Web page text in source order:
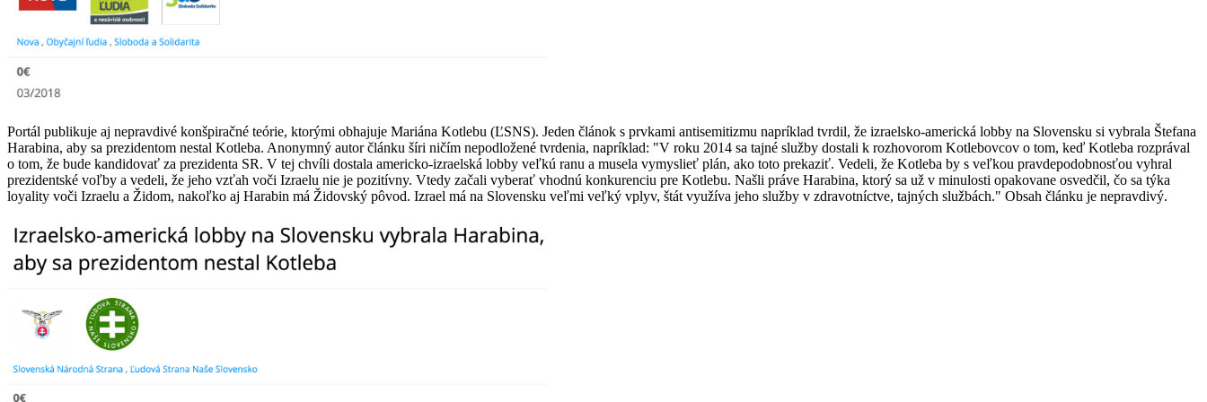
Portál publikuje aj nepravdivé konšpiračné teórie, ktorými obhajuje Mariána Kotlebu (ĽSNS). Jeden článok s prvkami antisemitizmu napríklad tvrdil, že izraelsko-americká lobby na Slovensku si vybrala Štefana
Harabina, aby sa prezidentom nestal Kotleba. Anonymný autor článku šíri ničím nepodložené tvrdenia, napríklad: "V roku 2014 sa tajné služby dostali k rozhovorom Kotlebovcov o tom, keď Kotleba rozprával
o tom, že bude kandidovať za prezidenta SR. V tej chvíli dostala americko-izraelská lobby veľkú ranu a musela vymyslieť plán, ako toto prekaziť. Vedeli, že Kotleba by s veľkou pravdepodobnosťou vyhral
prezidentské voľby a vedeli, že jeho vzťah voči Izraelu nie je pozitívny. Vtedy začali vyberať vhodnú konkurenciu pre Kotlebu. Našli práve Harabina, ktorý sa už v minulosti opakovane osvedčil, čo sa týka
loyality voči Izraelu a Židom, nakoľko aj Harabin má Židovský pôvod. Izrael má na Slovensku veľmi veľký vplyv, štát využíva jeho služby v zdravotníctve, tajných službách." Obsah článku je nepravdivý.